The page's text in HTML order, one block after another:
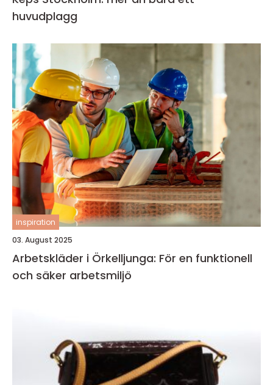
huvudplagg
inspiration
03. August 2025
Arbetskläder i Örkelljunga: För en funktionell
och säker arbetsmiljö